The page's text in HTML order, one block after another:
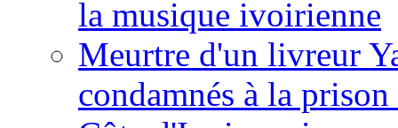
la musique ivoirienne
Meurtre d'un livreur
condamnés à la